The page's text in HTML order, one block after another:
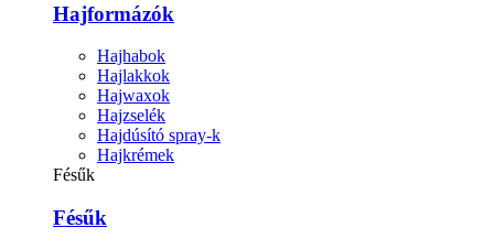
Hajformázók
Hajhabok
Hajlakkok
Hajwaxok
Hajzselék
Hajdúsító spray-k
Hajkrémek
Fésűk
Fésűk